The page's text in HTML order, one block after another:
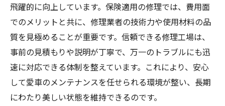
飛躍的に向上しています。保険適用の修理では、費用面
でのメリットと共に、修理業者の技術力や使用材料の品
質を見極めることが重要です。信頼できる修理工場は、
事前の見積もりや説明が丁寧で、万一のトラブルにも迅
速に対応できる体制を整えています。これにより、安心
して愛車のメンテナンスを任せられる環境が整い、長期
にわたり美しい状態を維持できるのです。